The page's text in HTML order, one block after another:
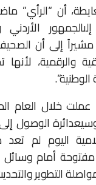
أن “الرأي”
إلىالجمهور الأردني
مشيراً إلى أن
والرقمية، لأنها
الوطنية”.
عملت خلال العام
دائرةالوصول
اليوم لم تعد
مفتوحة أمام وسائل
التطوير